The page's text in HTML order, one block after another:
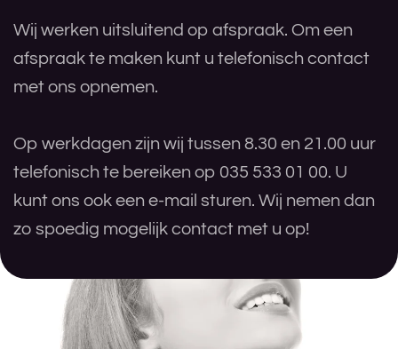
Wij werken uitsluitend op afspraak. Om een
afspraak te maken kunt u telefonisch contact
met ons opnemen.
Op werkdagen zijn wij tussen 8.30 en 21.00 uur
telefonisch te bereiken op 035 533 01 00. U
kunt ons ook een e-mail sturen. Wij nemen dan
zo spoedig mogelijk contact met u op!